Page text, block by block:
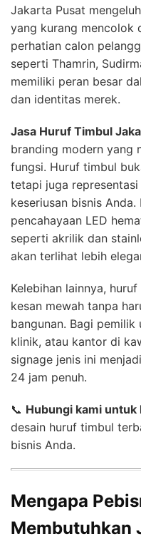
Jakarta Pusat
yang kurang mencolok
perhatian calon
seperti Thamrin,
memiliki peran besar
dan identitas merek.
Jasa Huruf Timbul
branding modern yang
fungsi. Huruf timbul
tetapi juga
keseriusan bisnis Anda.
pencahayaan LED
seperti akrilik dan
akan terlihat lebih
Kelebihan lainnya,
kesan mewah tanpa
bangunan. Bagi
klinik, atau kantor di
signage jenis ini
24 jam penuh.
📞 Hubungi kami
desain huruf timbul
bisnis Anda.
Mengapa
Membutuhkan